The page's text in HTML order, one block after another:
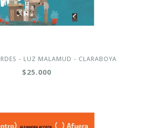
- LUZ MALAMUD - CLARABOYA
$25.000